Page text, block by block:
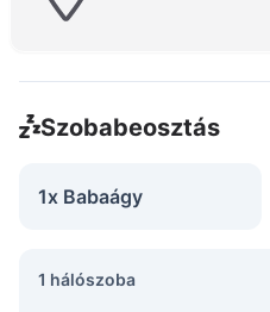
Szobabeosztás
1x Babaágy
1 hálószoba